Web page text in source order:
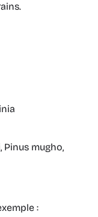
mugho,
: